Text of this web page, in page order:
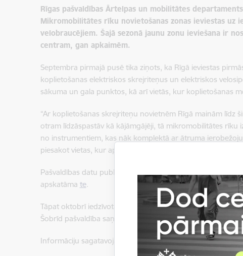
Rīgas pašvaldības Ārtelpas un mobilitātes
Mikromobilitātes rīku novietošanas zonas ieviestas
velobraucējiem. Šajā sezonā jaunu zonu ieviešana ir
centram, gan apkaimēm.
Septembra pirmajā pusē tika ziņots, ka Rīgā ieviestas
koplietošanas elektriskos skrejriteņus un elektriskos
sākuma un gala punktos, kā arī vietās, kur koplietošanas
“Ar koplietošanas skrejriteņu novietnēm Rīgā mainām līdz
otram līdzāspastāv kā kājāmgājēji, tā mikromobilitātes
no instrumentiem, kas nāk komplektā ar ātruma
piesakot vietas, kur apkaimēs vēlamas jaunās novietnes,”
Pašvaldības datu publicēšanas portālā “Geo Rīga”
apskatāma te.
Tāpat oktobrī iedzīvotāji tika aicināti iesaistīties aptaujā,
Šobrīd pašvaldība saņemto informāciju apkopo un izvērtē,
Informāciju sagatavoja: Lelde Rudzika, Rīgas pašvaldības